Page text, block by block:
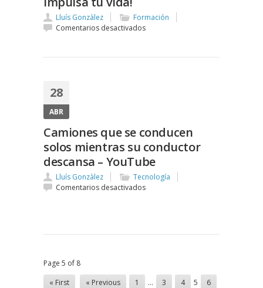
Lluís Gonzàlez
Formación
Comentarios desactivadosen
vida!
28
ABR
Camiones que se conducen
solos mientras su conductor
descansa – YouTube
Lluís Gonzàlez
Tecnología
Comentarios desactivadosen
descansa
Page 5 of 8
« First
« Previous 1 … 3 4 5 6